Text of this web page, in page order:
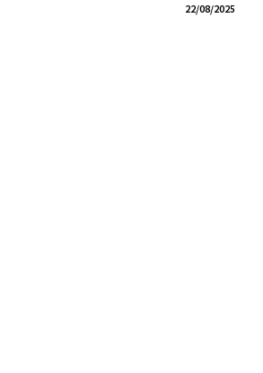
22/08/2025